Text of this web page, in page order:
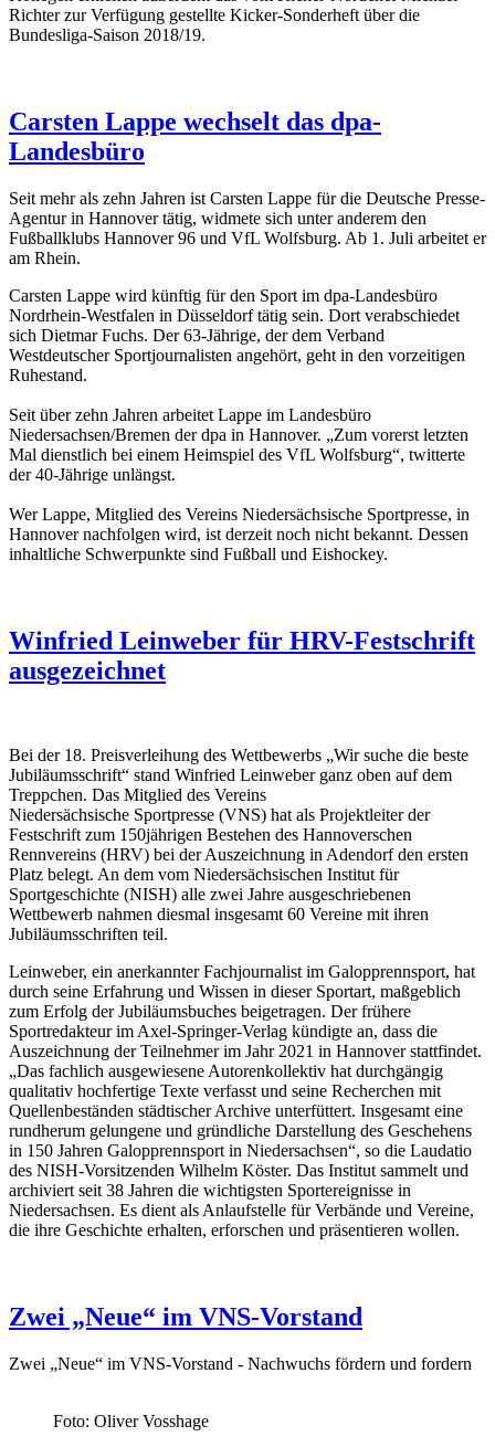
Richter zur Verfügung gestellte Kicker-Sonderheft über die
Bundesliga-Saison 2018/19.
Carsten Lappe wechselt das dpa-
Landesbüro
Seit mehr als zehn Jahren ist Carsten Lappe für die Deutsche Presse-
Agentur in Hannover tätig, widmete sich unter anderem den
Fußballklubs Hannover 96 und VfL Wolfsburg. Ab 1. Juli arbeitet er
am Rhein.
Carsten Lappe wird künftig für den Sport im dpa-Landesbüro
Nordrhein-Westfalen in Düsseldorf tätig sein. Dort verabschiedet
sich Dietmar Fuchs. Der 63-Jährige, der dem Verband
Westdeutscher Sportjournalisten angehört, geht in den vorzeitigen
Ruhestand.
Seit über zehn Jahren arbeitet Lappe im Landesbüro
Niedersachsen/Bremen der dpa in Hannover. „Zum vorerst letzten
Mal dienstlich bei einem Heimspiel des VfL Wolfsburg“, twitterte
der 40-Jährige unlängst.
Wer Lappe, Mitglied des Vereins Niedersächsische Sportpresse, in
Hannover nachfolgen wird, ist derzeit noch nicht bekannt. Dessen
inhaltliche Schwerpunkte sind Fußball und Eishockey.
Winfried Leinweber für HRV-Festschrift
ausgezeichnet
Bei der 18. Preisverleihung des Wettbewerbs „Wir suche die beste
Jubiläumsschrift“ stand Winfried Leinweber ganz oben auf dem
Treppchen. Das Mitglied des Vereins
Niedersächsische Sportpresse (VNS) hat als Projektleiter der
Festschrift zum 150jährigen Bestehen des Hannoverschen
Rennvereins (HRV) bei der Auszeichnung in Adendorf den ersten
Platz belegt. An dem vom Niedersächsischen Institut für
Sportgeschichte (NISH) alle zwei Jahre ausgeschriebenen
Wettbewerb nahmen diesmal insgesamt 60 Vereine mit ihren
Jubiläumsschriften teil.
Leinweber, ein anerkannter Fachjournalist im Galopprennsport, hat
durch seine Erfahrung und Wissen in dieser Sportart, maßgeblich
zum Erfolg der Jubiläumsbuches beigetragen. Der frühere
Sportredakteur im Axel-Springer-Verlag kündigte an, dass die
Auszeichnung der Teilnehmer im Jahr 2021 in Hannover stattfindet.
„Das fachlich ausgewiesene Autorenkollektiv hat durchgängig
qualitativ hochfertige Texte verfasst und seine Recherchen mit
Quellenbeständen städtischer Archive unterfüttert. Insgesamt eine
rundherum gelungene und gründliche Darstellung des Geschehens
in 150 Jahren Galopprennsport in Niedersachsen“, so die Laudatio
des NISH-Vorsitzenden Wilhelm Köster. Das Institut sammelt und
archiviert seit 38 Jahren die wichtigsten Sportereignisse in
Niedersachsen. Es dient als Anlaufstelle für Verbände und Vereine,
die ihre Geschichte erhalten, erforschen und präsentieren wollen.
Zwei „Neue“ im VNS-Vorstand
Zwei „Neue“ im VNS-Vorstand - Nachwuchs fördern und fordern
Foto: Oliver Vosshage